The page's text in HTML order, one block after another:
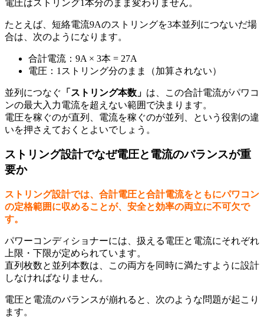
電圧はストリング1本分のまま変わりません。
たとえば、短絡電流9Aのストリングを3本並列につないだ場
合は、次のようになります。
合計電流：9A × 3本 = 27A
電圧：1ストリング分のまま（加算されない）
並列につなぐ 「ストリング本数」 は、この合計電流がパワコ
ンの最大入力電流を超えない範囲で決まります。
電圧を稼ぐのが直列、電流を稼ぐのが並列、という役割の違
いを押さえておくとよいでしょう。
ストリング設計でなぜ電圧と電流のバランスが重
要か
ストリング設計では、合計電圧と合計電流をともにパワコン
の定格範囲に収めることが、安全と効率の両立に不可欠で
す。
パワーコンディショナーには、扱える電圧と電流にそれぞれ
上限・下限が定められています。
直列枚数と並列本数は、この両方を同時に満たすように設計
しなければなりません。
電圧と電流のバランスが崩れると、次のような問題が起こり
ます。